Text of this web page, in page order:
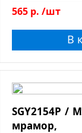
Галька
Сланец
565 р. /шт
В
SGY2154P /